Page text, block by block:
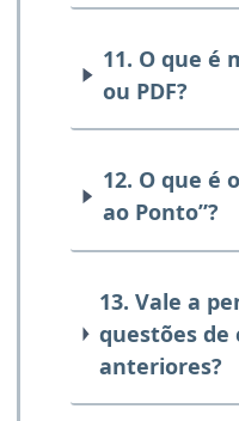
11. O que é
ou PDF?
12. O que é
ao Ponto”?
13. Vale a
questões de
anteriores?